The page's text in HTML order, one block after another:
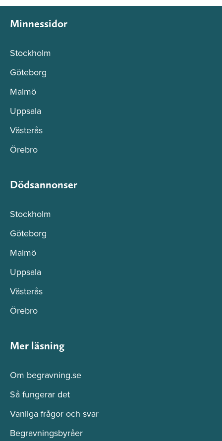
Minnessidor
Stockholm
Göteborg
Malmö
Uppsala
Västerås
Örebro
Dödsannonser
Stockholm
Göteborg
Malmö
Uppsala
Västerås
Örebro
Mer läsning
Om begravning.se
Så fungerar det
Vanliga frågor och svar
Begravningsbyråer